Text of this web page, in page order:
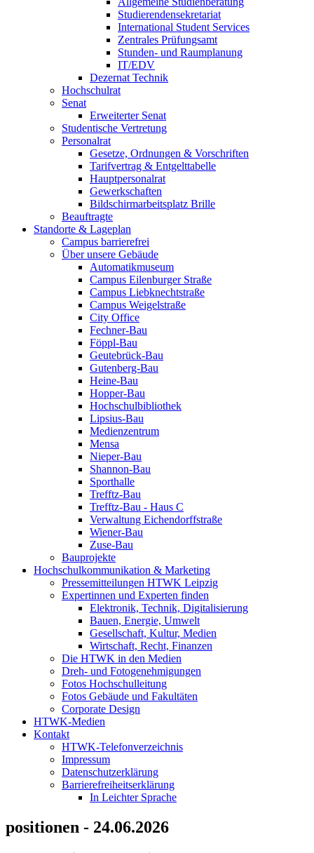
Studierendensekretariat
International Student Services
Zentrales Prüfungsamt
Stunden- und Raumplanung
IT/EDV
Dezernat Technik
Hochschulrat
Senat
Erweiterter Senat
Studentische Vertretung
Personalrat
Gesetze, Ordnungen & Vorschriften
Tarifvertrag & Entgelttabelle
Hauptpersonalrat
Gewerkschaften
Bildschirmarbeitsplatz Brille
Beauftragte
Standorte & Lageplan
Campus barrierefrei
Über unsere Gebäude
Automatikmuseum
Campus Eilenburger Straße
Campus Liebknechtstraße
Campus Weigelstraße
City Office
Fechner-Bau
Föppl-Bau
Geutebrück-Bau
Gutenberg-Bau
Heine-Bau
Hopper-Bau
Hochschulbibliothek
Lipsius-Bau
Medienzentrum
Mensa
Nieper-Bau
Shannon-Bau
Sporthalle
Trefftz-Bau
Trefftz-Bau - Haus C
Verwaltung Eichendorffstraße
Wiener-Bau
Zuse-Bau
Bauprojekte
Hochschulkommunikation & Marketing
Pressemitteilungen HTWK Leipzig
Expertinnen und Experten finden
Elektronik, Technik, Digitalisierung
Bauen, Energie, Umwelt
Gesellschaft, Kultur, Medien
Wirtschaft, Recht, Finanzen
Die HTWK in den Medien
Dreh- und Fotogenehmigungen
Fotos Hochschulleitung
Fotos Gebäude und Fakultäten
Corporate Design
HTWK-Medien
Kontakt
HTWK-Telefonverzeichnis
Impressum
Datenschutzerklärung
Barrierefreiheitserklärung
In Leichter Sprache
positionen - 24.06.2026